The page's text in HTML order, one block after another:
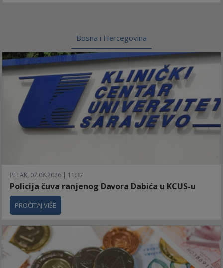
Bosna i Hercegovina
PETAK, 07.08.2026 | 11:37
Policija čuva ranjenog Davora Dabića u KCUS-u
PROČITAJ VIŠE